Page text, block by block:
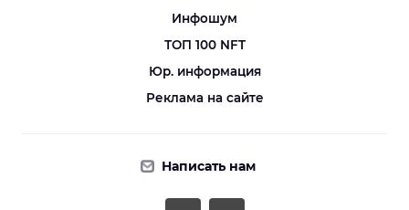
Инфошум
ТОП 100 NFT
Юр. информация
Реклама на сайте
Написать нам